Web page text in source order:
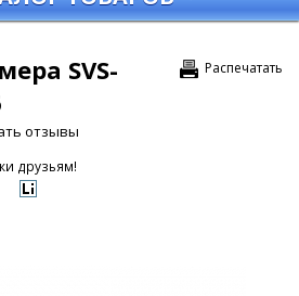
Распечатать
SVS-
отзывы
друзьям!